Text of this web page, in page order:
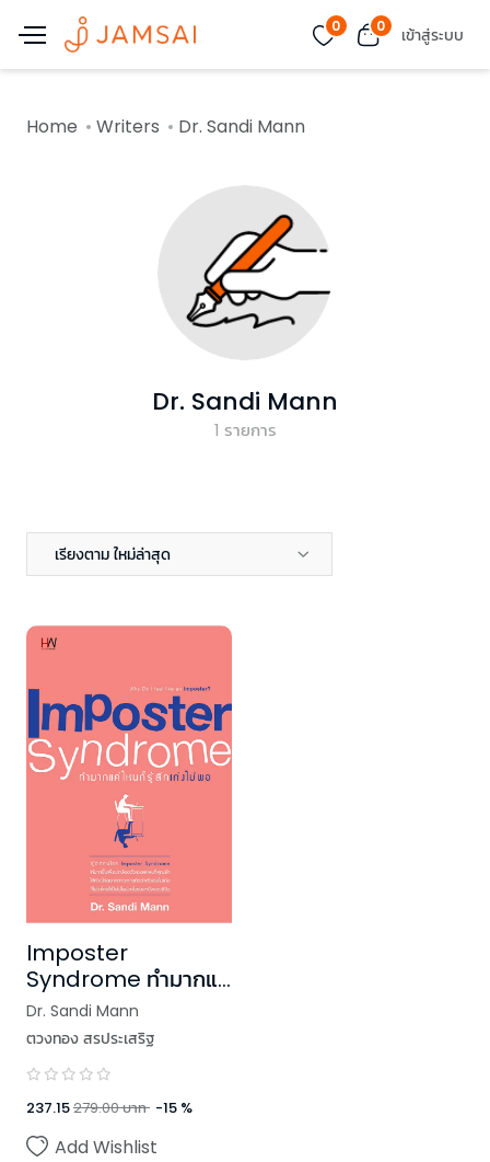
0 0 เข้าสู่ระบบ
Home Writers Dr. Sandi Mann
Dr. Sandi Mann
1 รายการ
เรียงตาม ใหม่ล่าสุด
Imposter
Syndrome ทำมากแค่
ไหน ก็รู้สึกเก่งไม่พอ
Dr. Sandi Mann
ตวงทอง สรประเสริฐ
237.15279.00บาท -15 %
Add Wishlist